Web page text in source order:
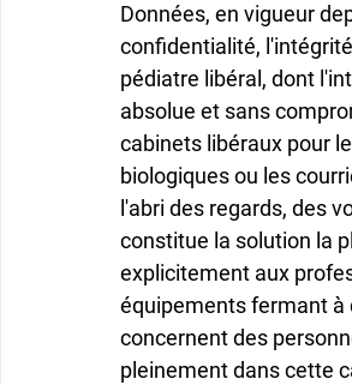
Données, en vigueur
confidentialité,
pédiatre libéral, dont
absolue et sans
cabinets libéraux pour
biologiques ou les
l'abri des regards, des
constitue la solution la
explicitement aux
équipements fermant à
concernent des
pleinement dans cette